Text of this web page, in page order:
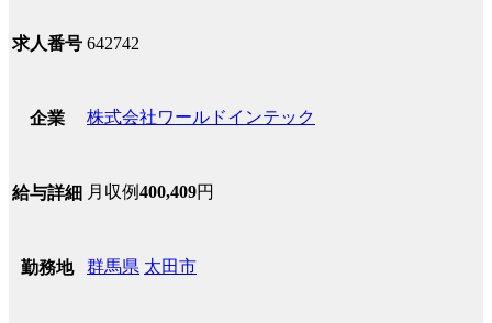
求人番号 642742
企業 株式会社ワールドインテック
給与詳細 月収例400,409円
勤務地 群馬県 太田市